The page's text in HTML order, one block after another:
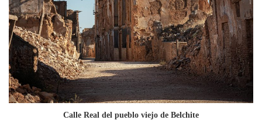
Calle Real del pueblo viejo de Belchite